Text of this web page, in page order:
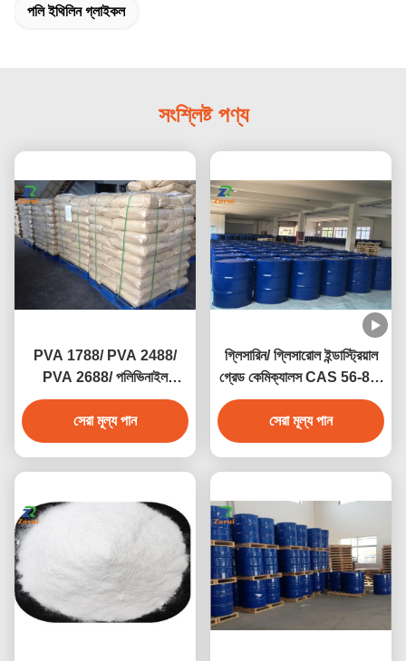
পলি ইথিলিন গ্লাইকল
সংশ্লিষ্ট পণ্য
PVA 1788/ PVA 2488/
PVA 2688/ পলিভিনাইল
অ্যালকোহল CAS 9002-89-5
সেরা মূল্য পান
গ্লিসারিন/ গ্লিসারোল ইন্ডাস্ট্রিয়াল
গ্রেড কেমিক্যালস CAS 56-81-
5
সেরা মূল্য পান